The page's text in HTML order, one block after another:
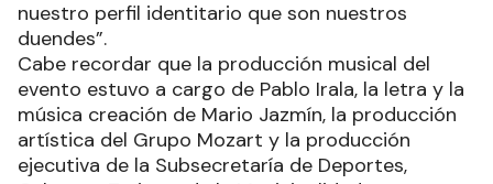
nuestro perfil identitario que son nuestros
duendes”.
Cabe recordar que la producción musical del
evento estuvo a cargo de Pablo Irala, la letra y la
música creación de Mario Jazmín, la producción
artística del Grupo Mozart y la producción
ejecutiva de la Subsecretaría de Deportes,